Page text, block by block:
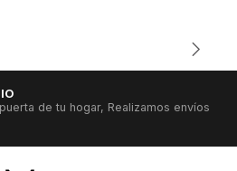
de tu hogar, Realizamos envíos